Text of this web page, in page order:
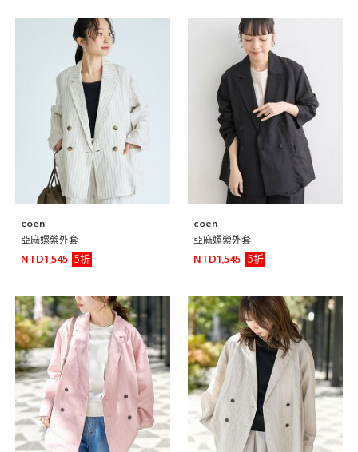
coen
亞麻嫘縈外套
NTD1,545
5折
coen
亞麻嫘縈外套
NTD1,545
5折